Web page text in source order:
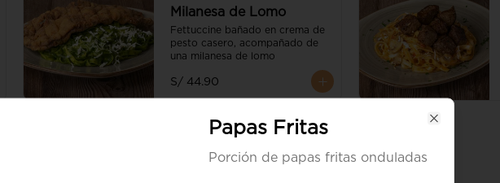
Milanesa de Lomo
Fettuccine bañado en crema de
pesto casero, acompañado de
una milanesa de lomo
S/ 44.90
Papas Fritas
Porción de papas fritas onduladas